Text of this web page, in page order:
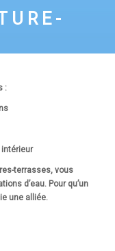
:
intérieur
terrasses, vous
d’eau. Pour qu’un
une alliée.